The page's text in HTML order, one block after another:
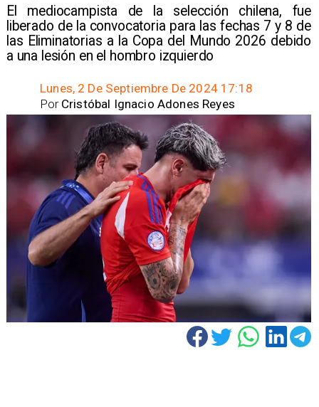
El mediocampista de la selección chilena, fue
liberado de la convocatoria para las fechas 7 y 8 de
las Eliminatorias a la Copa del Mundo 2026 debido
a una lesión en el hombro izquierdo
Lunes, 2 De Septiembre De 2024 17:18
Cristóbal Ignacio Adones Reyes
Por